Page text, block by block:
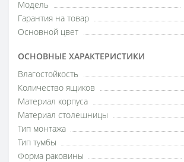
Модель
Гарантия на товар
Основной цвет
ОСНОВНЫЕ ХАРАКТЕРИСТИКИ
Влагостойкость
Количество ящиков
Материал корпуса
Материал столешницы
Тип монтажа
Тип тумбы
Форма раковины